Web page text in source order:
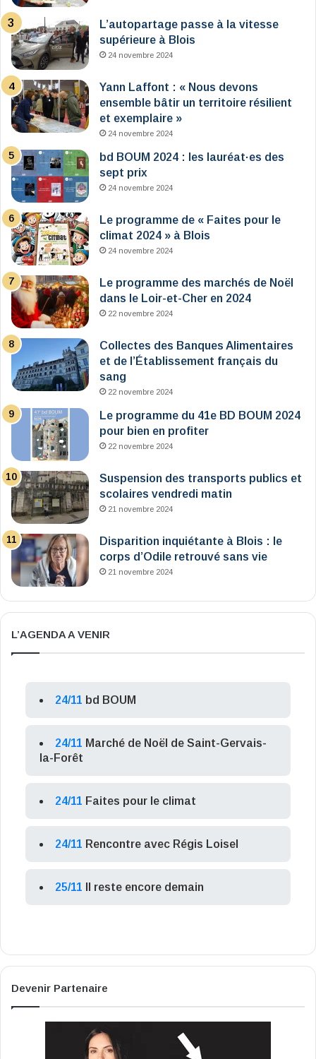
L’autopartage passe à la vitesse
supérieure à Blois
24 novembre 2024
Yann Laffont : « Nous devons
ensemble bâtir un territoire résilient
et exemplaire »
24 novembre 2024
bd BOUM 2024 : les lauréat·es des
sept prix
24 novembre 2024
Le programme de « Faites pour le
climat 2024 » à Blois
24 novembre 2024
Le programme des marchés de Noël
dans le Loir-et-Cher en 2024
22 novembre 2024
Collectes des Banques Alimentaires
et de l’Établissement français du
sang
22 novembre 2024
Le programme du 41e BD BOUM 2024
pour bien en profiter
22 novembre 2024
Suspension des transports publics et
scolaires vendredi matin
21 novembre 2024
Disparition inquiétante à Blois : le
corps d’Odile retrouvé sans vie
21 novembre 2024
L’AGENDA A VENIR
24/11 bd BOUM
24/11 Marché de Noël de Saint-Gervais-
la-Forêt
24/11 Faites pour le climat
24/11 Rencontre avec Régis Loisel
25/11 Il reste encore demain
Devenir Partenaire